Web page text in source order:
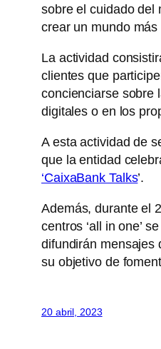
sobre el cuidado del
crear un mundo
La actividad
clientes que
concienciarse sobre
digitales o en los
A esta actividad de
que la entidad
‘CaixaBank Talks’.
Además, durante el
centros ‘all in one’
difundirán mensajes
su objetivo de
20 abril, 2023